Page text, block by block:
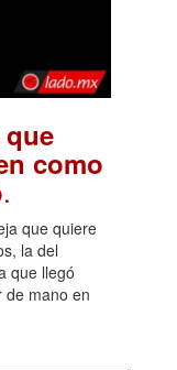
como
.
que quiere
la del
que llegó
de mano en